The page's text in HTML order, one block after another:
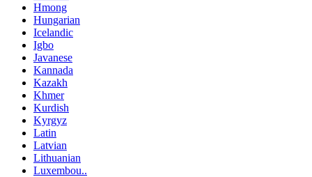
Hmong
Hungarian
Icelandic
Igbo
Javanese
Kannada
Kazakh
Khmer
Kurdish
Kyrgyz
Latin
Latvian
Lithuanian
Luxembou..